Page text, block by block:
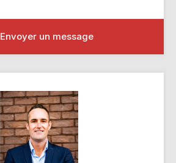
Envoyer un message